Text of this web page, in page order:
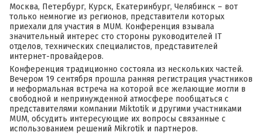
Москва, Петербург, Курск, Екатеринбург, Челябинск – вот
только немногие из регионов, представители которых
приехали для участия в MUM. Конференция взывала
значительный интерес сто стороны руководителей IT
отделов, технических специалистов, представителей
интернет-провайдеров.
Конференция традиционно состояла из нескольких частей.
Вечером 19 сентября прошла ранняя регистрация участников
и неформальная встреча на которой все желающие могли в
свободной и непринужденной атмосфере пообщаться с
представителями компании Miktotik и другими участниками
MUM, обсудить интересующие их вопросы связанные с
использованием решений Mikrotik и партнеров.